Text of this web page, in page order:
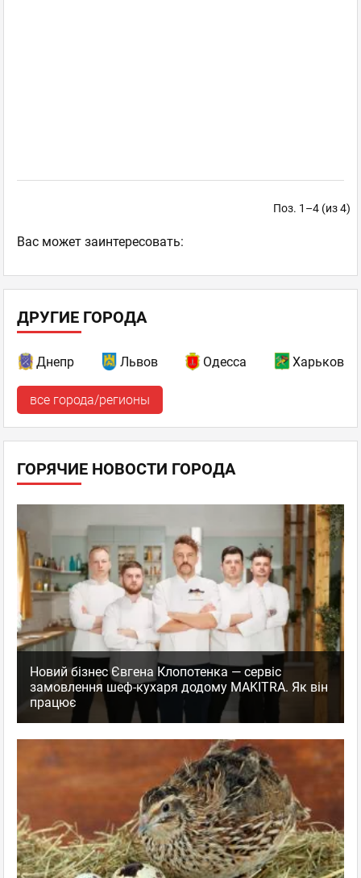
Поз. 1–4 (из 4)
Ваc может заинтересовать:
ДРУГИЕ ГОРОДА
Днепр Львов Одесса Харьков
все города/регионы
ГОРЯЧИЕ НОВОСТИ ГОРОДА
Новий бізнес Євгена Клопотенка — сервіс
замовлення шеф-кухаря додому MAKITRA. Як він
працює